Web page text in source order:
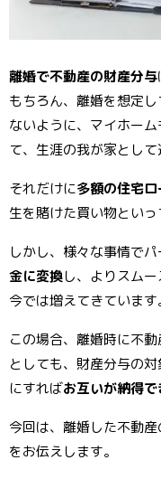
離婚で不動産の財産分与
もちろん、離婚を想定
ないように、マイホー
て、生涯の我が家として
それだけに多額の住宅ロ
生を賭けた買い物といっ
しかし、様々な事情で
金に変換し、よりスム
今では増えてきています
この場合、離婚時に不
としても、財産分与の
にすればお互いが納得
今回は、離婚した不動
をお伝えします。